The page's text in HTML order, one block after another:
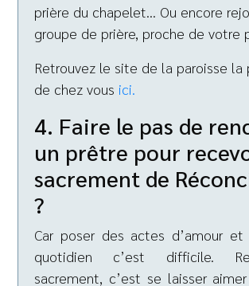
prière du chapelet… Ou encore
groupe de prière, proche de votre
Retrouvez le site de la paroisse la
de chez vous ici.
4. Faire le pas de
un prêtre pour
sacrement de
?
Car poser des actes d’amour
quotidien c’est difficile.
sacrement, c’est se laisser